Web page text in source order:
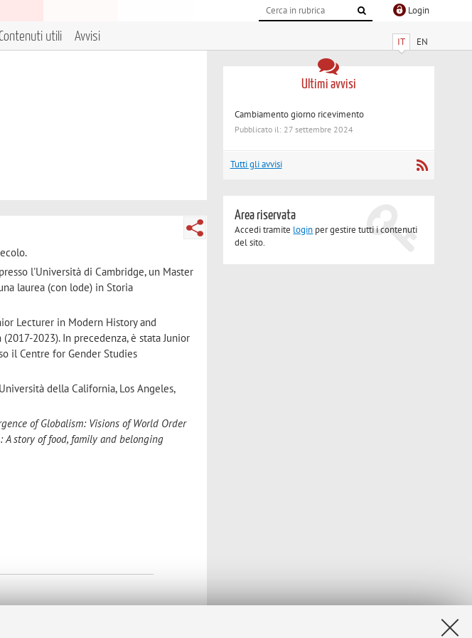
Login
IT EN
utili Avvisi
l'Università di Cambridge, un Master
laurea (con lode) in Storia
Lecturer in Modern History and
2023). In precedenza, è stata Junior
il Centre for Gender Studies
della California, Los Angeles,
of Globalism: Visions of World Order
A story of food, family and belonging
Ultimi avvisi
Cambiamento giorno ricevimento
Pubblicato il: 27 settembre 2024
Tutti gli avvisi
Area riservata
Accedi tramite login per gestire tutti i contenuti
del sito.